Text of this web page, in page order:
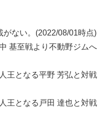
がない。(2022/08/01時点)
基至戦より不動野ジムへ
王となる平野 芳弘と対戦
王となる戸田 達也と対戦